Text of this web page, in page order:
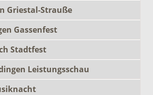
Griestal-Strauße
Gassenfest
Stadtfest
Leistungsschau